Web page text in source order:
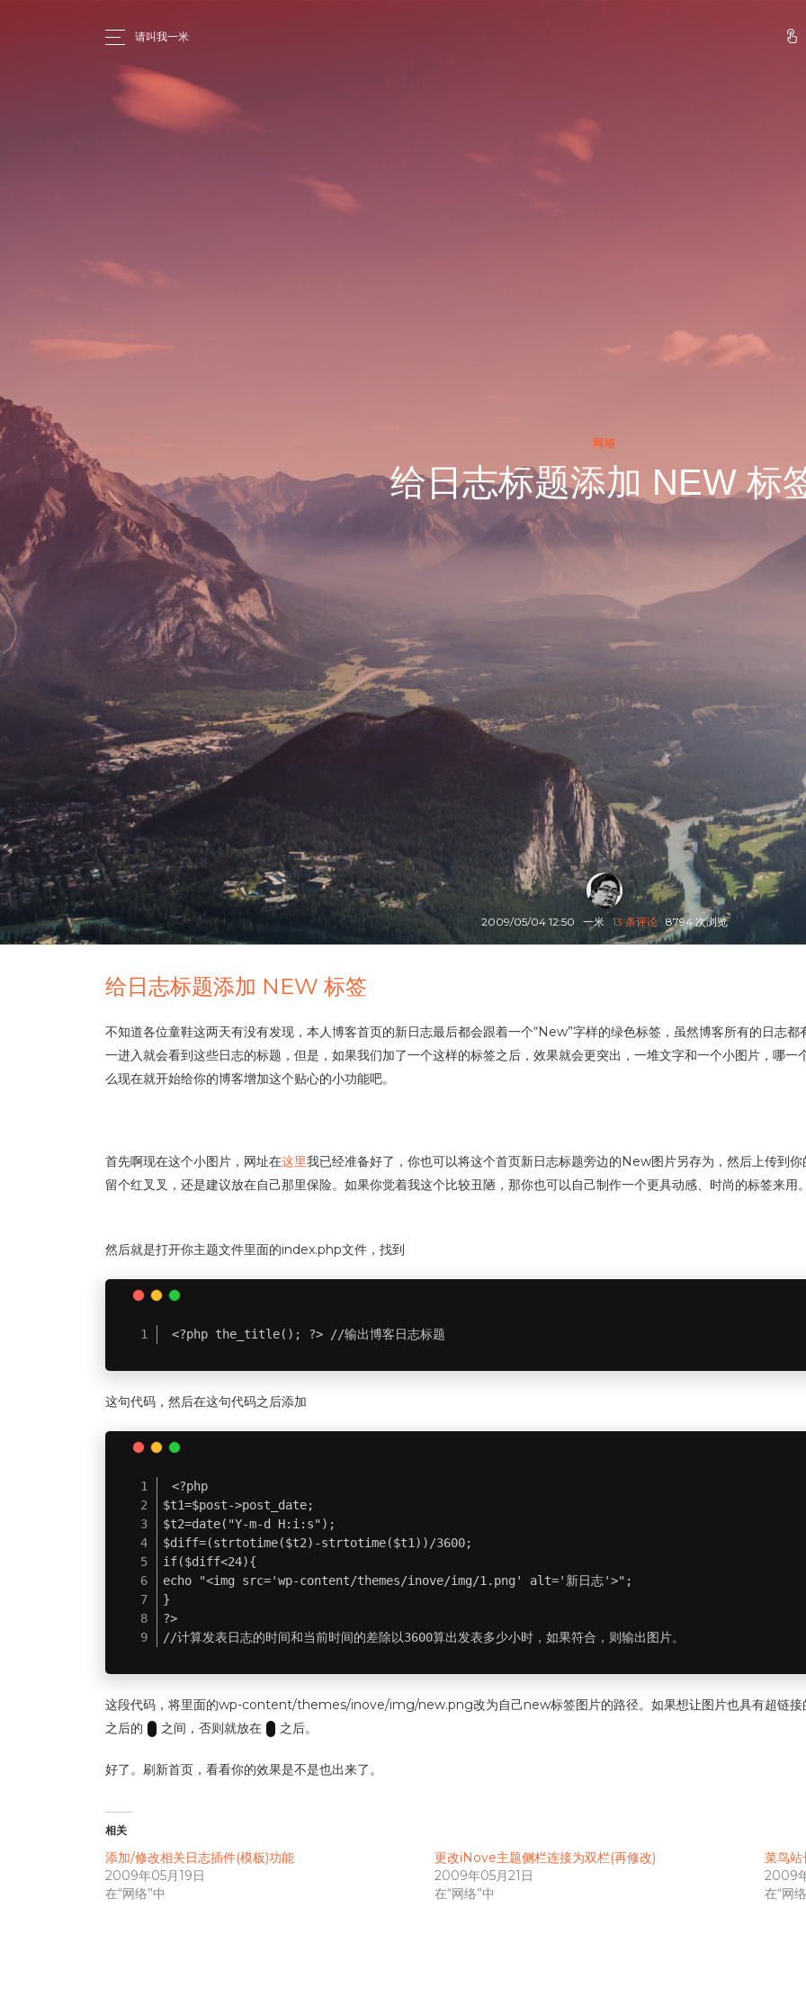
请叫我一米
网络
给日志标题添加 NEW 标
2009/05/04 12:50 一米 13 条评论 8794 次浏览
给日志标题添加 NEW 标签
不知道各位童鞋这两天有没有发现，本人博客首页的新日志最后都会跟着一个“New”字样的绿色标签，虽然博客所有的日志
一进入就会看到这些日志的标题，但是，如果我们加了一个这样的标签之后，效果就会更突出，一堆文字和一个小图片，哪
么现在就开始给你的博客增加这个贴心的小功能吧。
首先啊现在这个小图片，网址在这里我已经准备好了，你也可以将这个首页新日志标题旁边的New图片另存为，然后上传到
留个红叉叉，还是建议放在自己那里保险。如果你觉着我这个比较丑陋，那你也可以自己制作一个更具动感、时尚的标签来用
然后就是打开你主题文件里面的index.php文件，找到
<?php the_title(); ?> //输出博客日志标题
这句代码，然后在这句代码之后添加
<?php
$t1=$post->post_date;
$t2=date("Y-m-d H:i:s");
$diff=(strtotime($t2)-strtotime($t1))/3600;
if($diff<24){
echo "<img src='wp-content/themes/inove/img/1.png' alt='新日志'>";
}
?>
//计算发表日志的时间和当前时间的差除以3600算出发表多少小时，如果符合，则输出图片。
这段代码，将里面的wp-content/themes/inove/img/new.png改为自己new标签图片的路径。如果想让图片也具有超链接
之后的
之间，否则就放在 之后。
好了。刷新首页，看看你的效果是不是也出来了。
相关
添加/修改相关日志插件(模板)功能
2009年05月19日
在“网络”中
更改iNove主题侧栏连接为双栏(再修改)
2009年05月21日
在“网络”中
菜鸟站
2009
在“网